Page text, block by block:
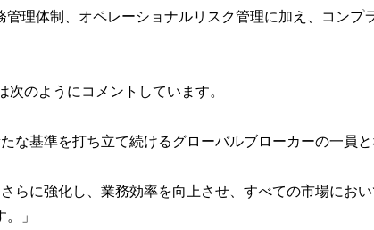
理体制、オペレーショナルリスク管理に加え、コン
のようにコメントしています。
な基準を打ち立て続けるグローバルブローカーの一員
らに強化し、業務効率を向上させ、すべての市場にお
」